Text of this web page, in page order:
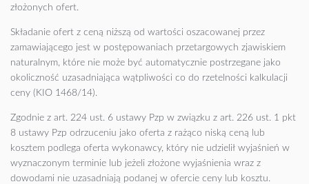
złożonych ofert.
Składanie ofert z ceną niższą od wartości oszacowanej przez
zamawiającego jest w postępowaniach przetargowych zjawiskiem
naturalnym, które nie może być automatycznie postrzegane jako
okoliczność uzasadniająca wątpliwości co do rzetelności kalkulacji
ceny (KIO 1468/14).
Zgodnie z art. 224 ust. 6 ustawy Pzp w związku z art. 226 ust. 1 pkt
8 ustawy Pzp odrzuceniu jako oferta z rażąco niską ceną lub
kosztem podlega oferta wykonawcy, który nie udzielił wyjaśnień w
wyznaczonym terminie lub jeżeli złożone wyjaśnienia wraz z
dowodami nie uzasadniają podanej w ofercie ceny lub kosztu.